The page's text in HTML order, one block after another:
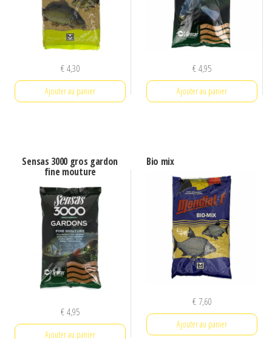
€4,30
Ajouter au panier
€4,95
Ajouter au panier
Sensas 3000 gros gardon
fine mouture
€4,95
Ajouter au panier
Bio mix
€ 7,60
Ajouter au panier